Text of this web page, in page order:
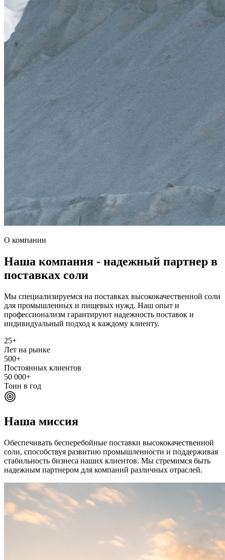
О компании
Наша компания - надежный партнер в
поставках соли
Мы специализируемся на поставках высококачественной соли
для промышленных и пищевых нужд. Наш опыт и
профессионализм гарантируют надежность поставок и
индивидуальный подход к каждому клиенту.
25+
Лет на рынке
500+
Постоянных клиентов
50 000+
Тонн в год
Наша миссия
Обеспечивать бесперебойные поставки высококачественной
соли, способствуя развитию промышленности и поддерживая
стабильность бизнеса наших клиентов. Мы стремимся быть
надежным партнером для компаний различных отраслей.